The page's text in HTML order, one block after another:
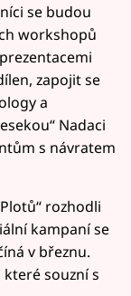
se budou
workshopů
zapojit se
a
Nadaci
s návratem
rozhodli
kampaní se
v březnu.
souzní s